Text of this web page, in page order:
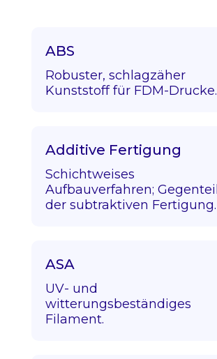
ABS
Robuster, schlagzäher
Kunststoff für FDM-Drucke.
Additive Fertigung
Schichtweises
Aufbauverfahren; Gegenteil
der subtraktiven Fertigung.
ASA
UV- und
witterungsbeständiges
Filament.